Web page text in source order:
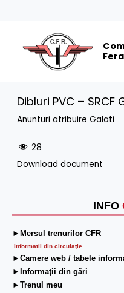
INFO
►Mersul trenurilor CFR
Informatii din circulaţie
►Camere web / tabele
►Informaţii din gări
►Trenul meu
Dibluri PVC – SRCF
Anunturi atribuire Galati
28
Download document